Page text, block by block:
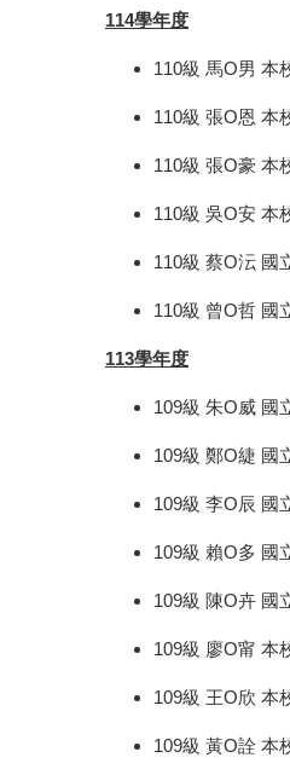
114學年度
110級 馬O男 本
110級 張O恩 本
110級 張O豪 本
110級 吳O安 本
110級 蔡O沄 國
110級 曾O哲 國
113學年度
109級 朱O威 國
109級 鄭O緁 國
109級 李O辰 國
109級 賴O多 國
109級 陳O卉 國
109級 廖O甯 本
109級 王O欣 本
109級 黃O詮 本